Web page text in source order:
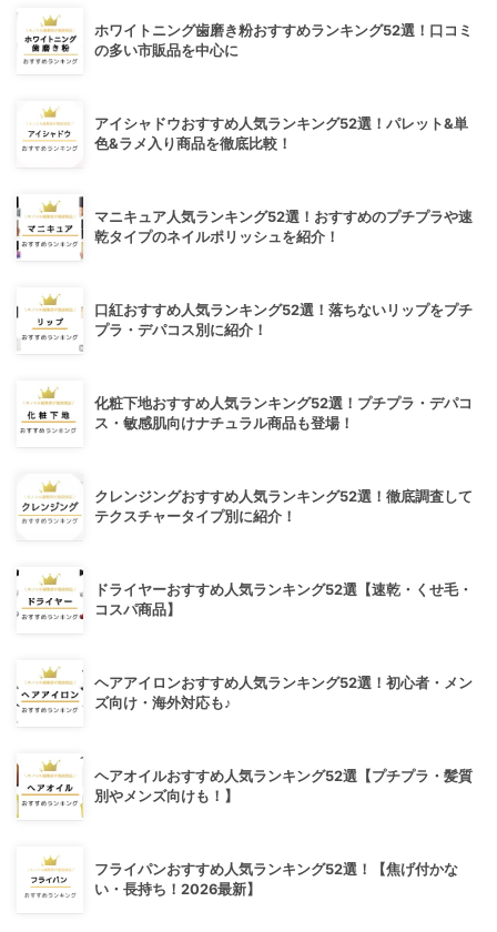
ホワイトニング歯磨き粉おすすめランキング52選！口コミ
の多い市販品を中心に
アイシャドウおすすめ人気ランキング52選！パレット&単
色&ラメ入り商品を徹底比較！
マニキュア人気ランキング52選！おすすめのプチプラや速
乾タイプのネイルポリッシュを紹介！
口紅おすすめ人気ランキング52選！落ちないリップをプチ
プラ・デパコス別に紹介！
化粧下地おすすめ人気ランキング52選！プチプラ・デパコ
ス・敏感肌向けナチュラル商品も登場！
クレンジングおすすめ人気ランキング52選！徹底調査して
テクスチャータイプ別に紹介！
ドライヤーおすすめ人気ランキング52選【速乾・くせ毛・
コスパ商品】
ヘアアイロンおすすめ人気ランキング52選！初心者・メン
ズ向け・海外対応も♪
ヘアオイルおすすめ人気ランキング52選【プチプラ・髪質
別やメンズ向けも！】
フライパンおすすめ人気ランキング52選！【焦げ付かな
い・長持ち！2026最新】